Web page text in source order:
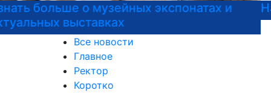
Национальные проекты России
Все новости
Главное
Ректор
Коротко